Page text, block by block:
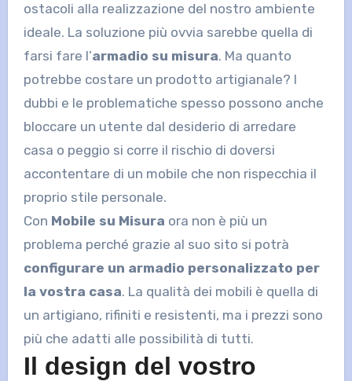
ostacoli alla realizzazione del nostro ambiente
ideale. La soluzione più ovvia sarebbe quella di
farsi fare l’armadio su misura. Ma quanto
potrebbe costare un prodotto artigianale? I
dubbi e le problematiche spesso possono anche
bloccare un utente dal desiderio di arredare
casa o peggio si corre il rischio di doversi
accontentare di un mobile che non rispecchia il
proprio stile personale.
Con Mobile su Misura ora non è più un
problema perché grazie al suo sito si potrà
configurare un armadio personalizzato per
la vostra casa. La qualità dei mobili è quella di
un artigiano, rifiniti e resistenti, ma i prezzi sono
più che adatti alle possibilità di tutti.
Il design del vostro